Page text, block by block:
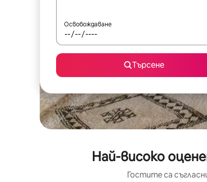
Освобождаване
Търсене
Най-високо
Гостите са